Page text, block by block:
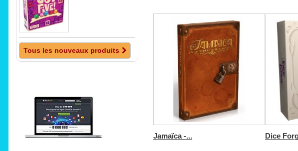
Tous les nouveaux produits
Jamaïca -... Dice